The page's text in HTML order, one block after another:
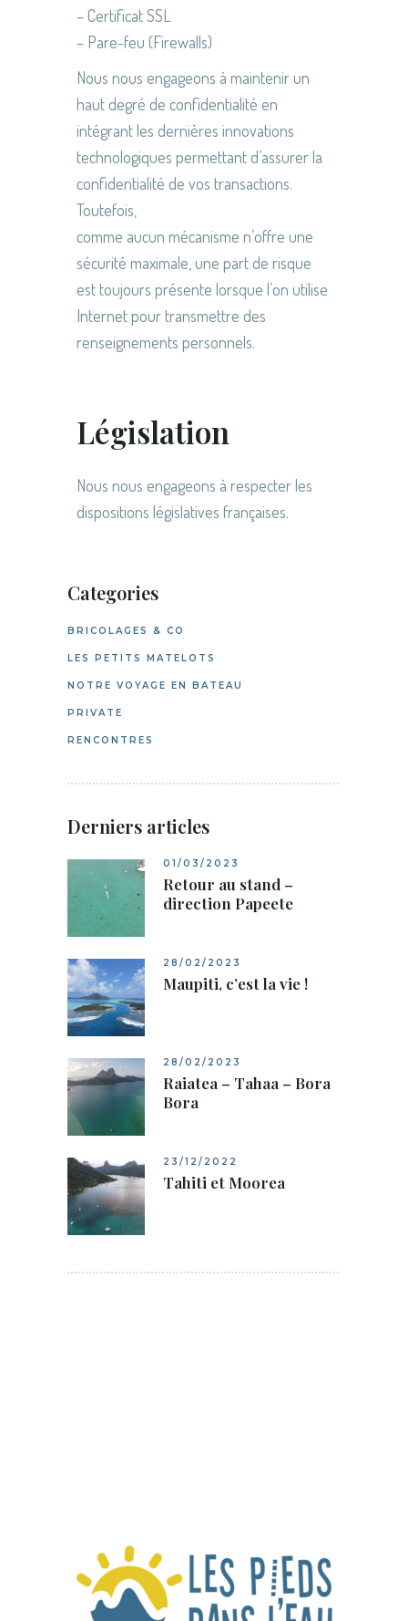
– Certificat SSL
– Pare-feu (Firewalls)
Nous nous engageons à maintenir un
haut degré de confidentialité en
intégrant les dernières innovations
technologiques permettant d’assurer la
confidentialité de vos transactions.
Toutefois,
comme aucun mécanisme n’offre une
sécurité maximale, une part de risque
est toujours présente lorsque l’on utilise
Internet pour transmettre des
renseignements personnels.
Législation
Nous nous engageons à respecter les
dispositions législatives françaises.
Categories
BRICOLAGES & CO
LES PETITS MATELOTS
NOTRE VOYAGE EN BATEAU
PRIVATE
RENCONTRES
Derniers articles
01/03/2023
Retour au stand –
direction Papeete
28/02/2023
Maupiti, c’est la vie !
28/02/2023
Raiatea – Tahaa – Bora
Bora
23/12/2022
Tahiti et Moorea